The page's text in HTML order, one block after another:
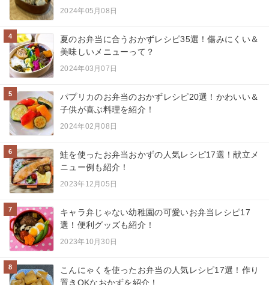
2024年05月08日
4
夏のお弁当に合うおかずレシピ35選！傷みにくい＆
美味しいメニューって？
2024年03月07日
5
パプリカのお弁当のおかずレシピ20選！かわいい＆
子供が喜ぶ料理を紹介！
2024年02月08日
6
鮭を使ったお弁当おかずの人気レシピ17選！献立メ
ニュー例も紹介！
2023年12月05日
7
キャラ弁じゃない幼稚園の可愛いお弁当レシピ17
選！便利グッズも紹介！
2023年10月30日
8
こんにゃくを使ったお弁当の人気レシピ17選！作り
置きOKなおかずを紹介！